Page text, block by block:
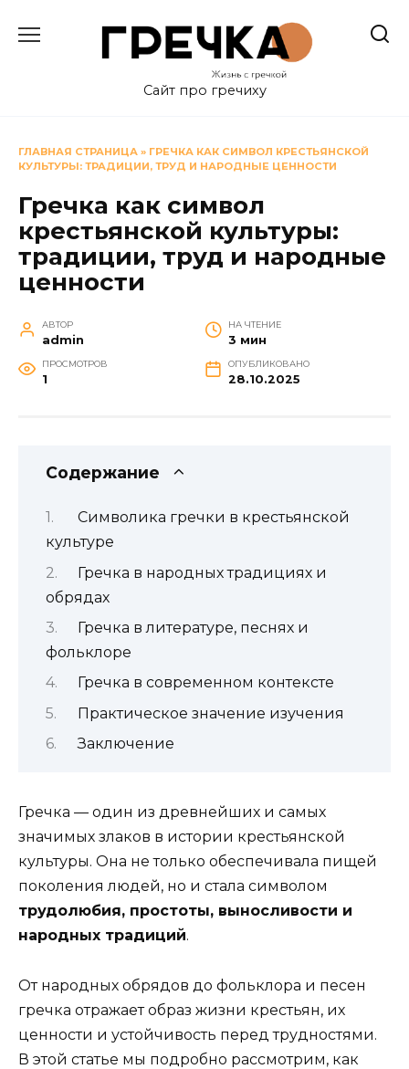
Сайт про гречиху
ГЛАВНАЯ СТРАНИЦА » ГРЕЧКА КАК СИМВОЛ КРЕСТЬЯНСКОЙ
КУЛЬТУРЫ: ТРАДИЦИИ, ТРУД И НАРОДНЫЕ ЦЕННОСТИ
Гречка как символ
крестьянской культуры:
традиции, труд и народные
ценности
АВТОР
admin
НА ЧТЕНИЕ
3 мин
ПРОСМОТРОВ
1
ОПУБЛИКОВАНО
28.10.2025
Содержание
Символика гречки в крестьянской
культуре
Гречка в народных традициях и
обрядах
Гречка в литературе, песнях и
фольклоре
Гречка в современном контексте
Практическое значение изучения
Заключение
Гречка — один из древнейших и самых
значимых злаков в истории крестьянской
культуры. Она не только обеспечивала пищей
поколения людей, но и стала символом
трудолюбия, простоты, выносливости и
народных традиций.
От народных обрядов до фольклора и песен
гречка отражает образ жизни крестьян, их
ценности и устойчивость перед трудностями.
В этой статье мы подробно рассмотрим, как